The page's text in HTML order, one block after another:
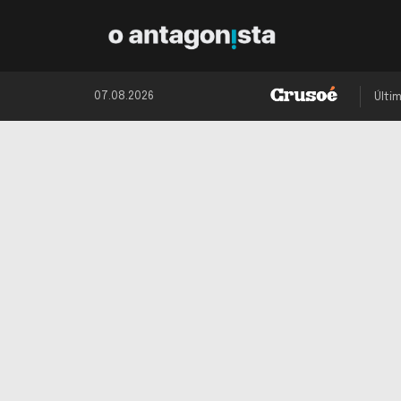
07.08.2026